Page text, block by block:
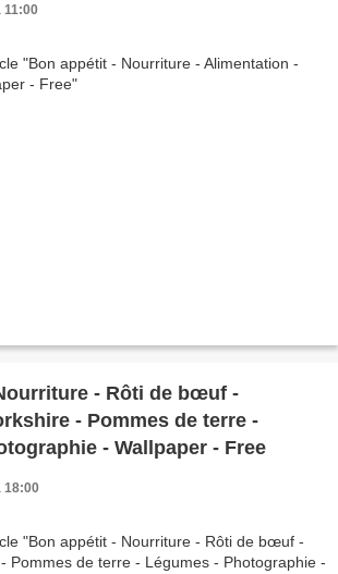
11:00
- Rôti de bœuf -
- Pommes de terre -
- Wallpaper - Free
18:00